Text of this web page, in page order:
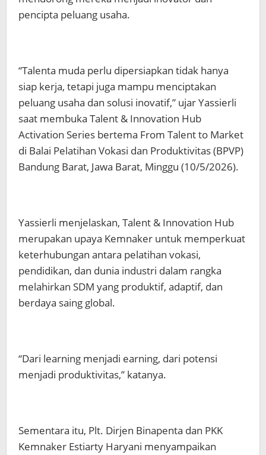
pencipta peluang usaha.
“Talenta muda perlu dipersiapkan tidak hanya
siap kerja, tetapi juga mampu menciptakan
peluang usaha dan solusi inovatif,” ujar Yassierli
saat membuka Talent & Innovation Hub
Activation Series bertema From Talent to Market
di Balai Pelatihan Vokasi dan Produktivitas (BPVP)
Bandung Barat, Jawa Barat, Minggu (10/5/2026).
Yassierli menjelaskan, Talent & Innovation Hub
merupakan upaya Kemnaker untuk memperkuat
keterhubungan antara pelatihan vokasi,
pendidikan, dan dunia industri dalam rangka
melahirkan SDM yang produktif, adaptif, dan
berdaya saing global.
“Dari learning menjadi earning, dari potensi
menjadi produktivitas,” katanya.
Sementara itu, Plt. Dirjen Binapenta dan PKK
Kemnaker Estiarty Haryani menyampaikan